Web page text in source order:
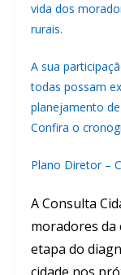
vida dos
rurais.
A sua
todas possam
planejamento
Confira o
Plano Diretor –
A Consulta
moradores da
etapa do